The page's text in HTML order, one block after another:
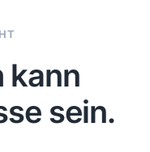
kann
sein.